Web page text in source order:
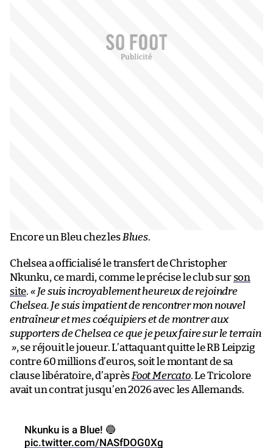
Encore un Bleu chez les Blues.
Chelsea a officialisé le transfert de Christopher
Nkunku, ce mardi, comme le précise le club sur son
site. « Je suis incroyablement heureux de rejoindre
Chelsea. Je suis impatient de rencontrer mon nouvel
entraîneur et mes coéquipiers et de montrer aux
supporters de Chelsea ce que je peux faire sur le terrain
», se réjouit le joueur. L’attaquant quitte le RB Leipzig
contre 60 millions d’euros, soit le montant de sa
clause libératoire, d’après Foot Mercato. Le Tricolore
avait un contrat jusqu’en 2026 avec les Allemands.
Nkunku is a Blue! 🔵
pic.twitter.com/NASfDOG0Xg